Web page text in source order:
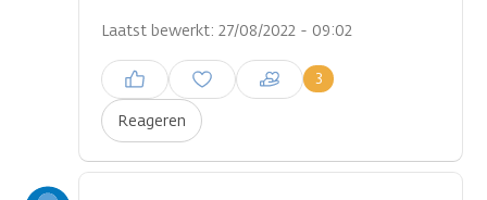
Laatst bewerkt: 27/08/2022 - 09:02
Reageren
3
Inloggen om een reactie te
plaatsen